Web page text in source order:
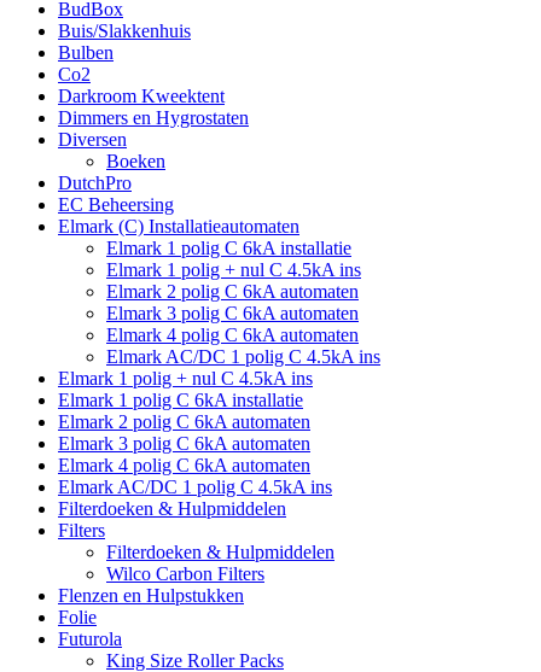
BudBox
Buis/Slakkenhuis
Bulben
Co2
Darkroom Kweektent
Dimmers en Hygrostaten
Diversen
Boeken
DutchPro
EC Beheersing
Elmark (C) Installatieautomaten
Elmark 1 polig C 6kA installatie
Elmark 1 polig + nul C 4.5kA ins
Elmark 2 polig C 6kA automaten
Elmark 3 polig C 6kA automaten
Elmark 4 polig C 6kA automaten
Elmark AC/DC 1 polig C 4.5kA ins
Elmark 1 polig + nul C 4.5kA ins
Elmark 1 polig C 6kA installatie
Elmark 2 polig C 6kA automaten
Elmark 3 polig C 6kA automaten
Elmark 4 polig C 6kA automaten
Elmark AC/DC 1 polig C 4.5kA ins
Filterdoeken & Hulpmiddelen
Filters
Filterdoeken & Hulpmiddelen
Wilco Carbon Filters
Flenzen en Hulpstukken
Folie
Futurola
King Size Roller Packs